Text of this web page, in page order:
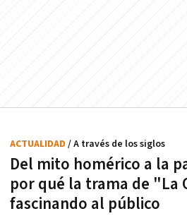
Del mito homérico a la
por qué la trama de "La
fascinando al público
ACTUALIDAD / A través de los siglos